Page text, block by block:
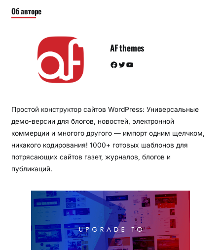
Об авторе
AF themes
Facebook Twitter YouTube
Простой конструктор сайтов WordPress: Универсальные
демо-версии для блогов, новостей, электронной
коммерции и многого другого — импорт одним щелчком,
никакого кодирования! 1000+ готовых шаблонов для
потрясающих сайтов газет, журналов, блогов и
публикаций.